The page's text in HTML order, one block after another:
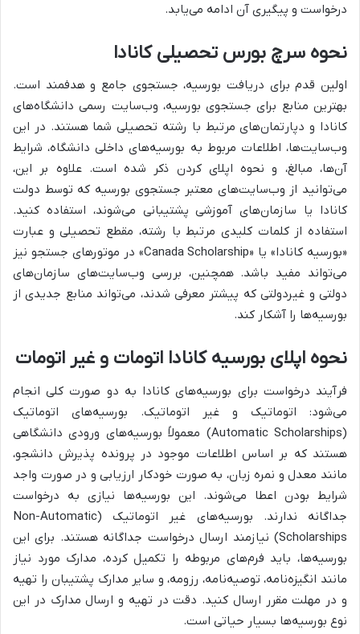
درخواست و پیگیری آن ادامه می‌یابد.
نحوه سرچ بورس تحصیلی کانادا
اولین قدم برای دریافت بورسیه، جستجوی جامع و هدفمند است.
بهترین منابع برای جستجوی بورسیه، وب‌سایت رسمی دانشگاه‌های
کانادا و دپارتمان‌های مرتبط با رشته تحصیلی شما هستند. در این
وب‌سایت‌ها، اطلاعات مربوط به بورسیه‌های داخلی دانشگاه، شرایط
آن‌ها، مبالغ، و نحوه اپلای کردن ذکر شده است. علاوه بر این،
می‌توانید از وب‌سایت‌های معتبر جستجوی بورسیه که توسط دولت
کانادا یا سازمان‌های آموزشی پشتیبانی می‌شوند، استفاده کنید.
استفاده از کلمات کلیدی مرتبط با رشته، مقطع تحصیلی و عبارت
«بورسیه کانادا» یا «Canada Scholarship» در موتورهای جستجو نیز
می‌تواند مفید باشد. همچنین، بررسی وب‌سایت‌های سازمان‌های
دولتی و غیردولتی که پیشتر معرفی شدند، می‌تواند منابع جدیدی از
بورسیه‌ها را آشکار کند.
نحوه اپلای بورسیه کانادا اتومات و غیر اتومات
فرآیند درخواست برای بورسیه‌های کانادا به دو صورت کلی انجام
می‌شود: اتوماتیک و غیر اتوماتیک. بورسیه‌های اتوماتیک
(Automatic Scholarships) معمولاً بورسیه‌های ورودی دانشگاهی
هستند که بر اساس اطلاعات موجود در پرونده پذیرش دانشجو،
مانند معدل و نمره زبان، به صورت خودکار ارزیابی و در صورت واجد
شرایط بودن اعطا می‌شوند. این بورسیه‌ها نیازی به درخواست
جداگانه ندارند. بورسیه‌های غیر اتوماتیک (Non-Automatic
Scholarships) نیازمند ارسال درخواست جداگانه هستند. برای این
بورسیه‌ها، باید فرم‌های مربوطه را تکمیل کرده، مدارک مورد نیاز
مانند انگیزه‌نامه، توصیه‌نامه، رزومه، و سایر مدارک پشتیبان را تهیه
و در مهلت مقرر ارسال کنید. دقت در تهیه و ارسال مدارک در این
نوع بورسیه‌ها بسیار حیاتی است.